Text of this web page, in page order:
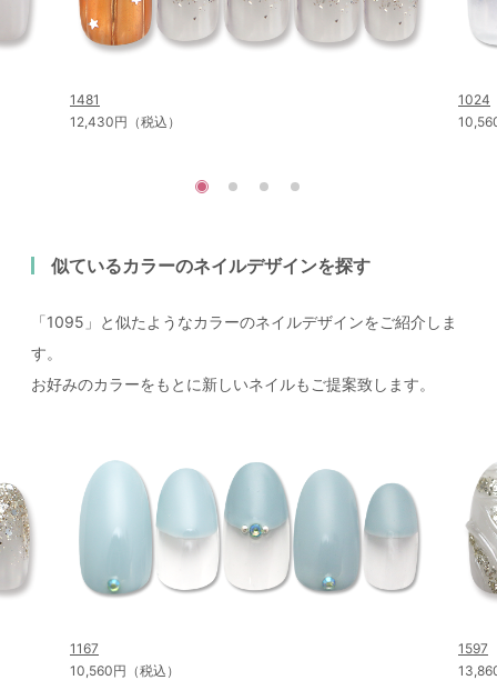
1481
12,430円（税込）
1024
似ているカラーのネイルデザインを探す
「1095」と似たようなカラーのネイルデザインをご紹介しま
す。
お好みのカラーをもとに新しいネイルもご提案致します。
1167
10,560円（税込）
1597